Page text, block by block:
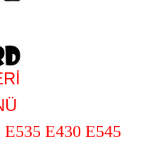
E430 E545